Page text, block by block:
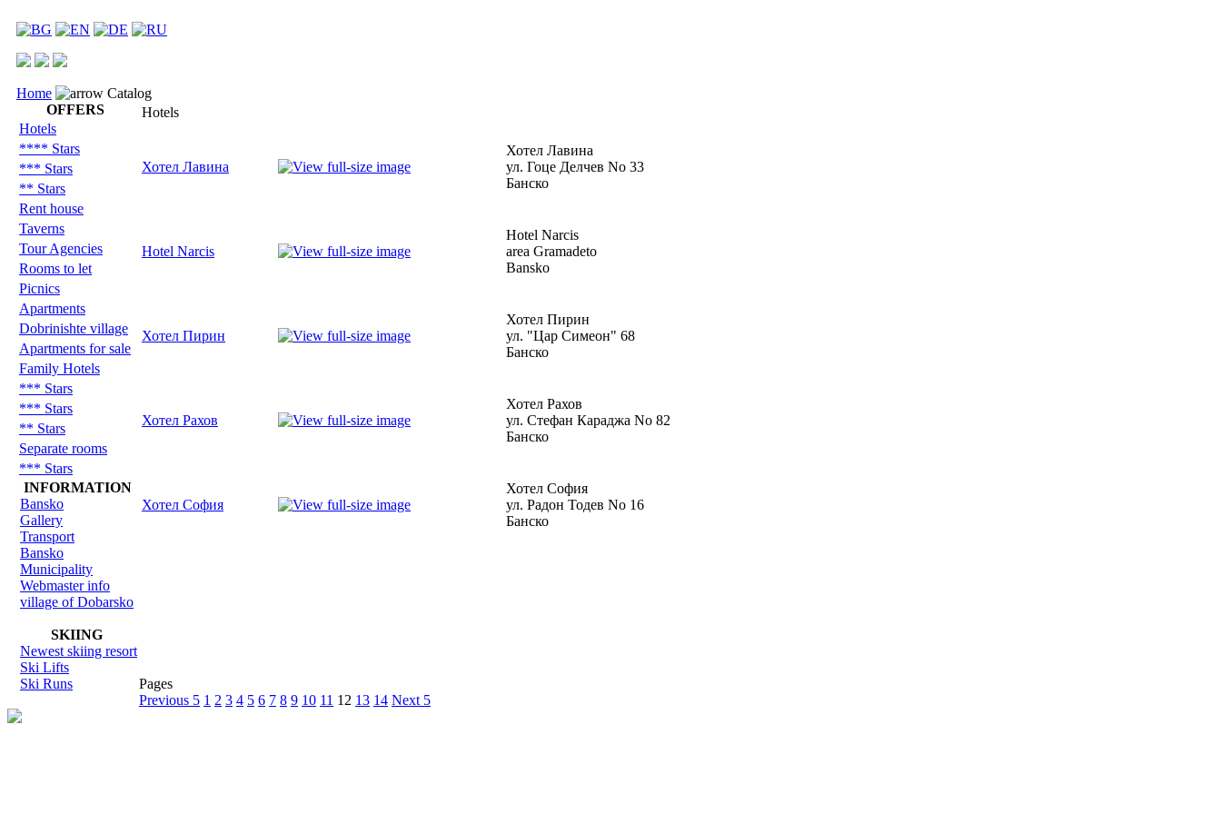
Home
Catalog
OFFERS
Hotels
**** Stars
*** Stars
** Stars
Rent house
Taverns
Tour Agencies
Rooms to let
Picnics
Apartments
Dobrinishte village
Apartments for sale
Family Hotels
*** Stars
*** Stars
** Stars
Separate rooms
*** Stars
INFORMATION
Bansko
Gallery
Transport
Bansko
Municipality
Webmaster info
village of Dobarsko
SKIING
Newest skiing resort
Ski Lifts
Ski Runs
Hotels
Хотел Лавина
Хотел Лавина
ул. Гоце Делчев No 33
Банско
Hotel Narcis
Hotel Narcis
area Gramadeto
Bansko
Хотел Пирин
Хотел Пирин
ул. "Цар Симеон" 68
Банско
Хотел Рахов
Хотел Рахов
ул. Стефан Караджа No 82
Банско
Хотел София
Хотел София
ул. Радон Тодев No 16
Банско
Pages
Previous 5 1 2 3 4 5 6 7 8 9 10 11 12 13 14 Next 5